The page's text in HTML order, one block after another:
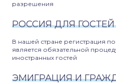
разрешения
РОССИЯ ДЛЯ ГОСТЕЙ
В нашей стране регистрация
является обязательной
иностранных гостей
ЭМИГРАЦИЯ И